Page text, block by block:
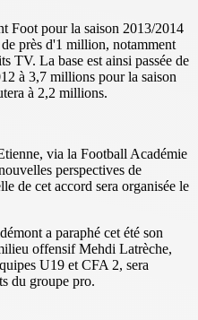
Foot pour la saison 2013/2014
près d'1 million, notamment
TV. La base est ainsi passée de
à 3,7 millions pour la saison
à 2,2 millions.
via la Football Académie
perspectives de
de cet accord sera organisée le
a paraphé cet été son
offensif Mehdi Latrèche,
U19 et CFA 2, sera
du groupe pro.